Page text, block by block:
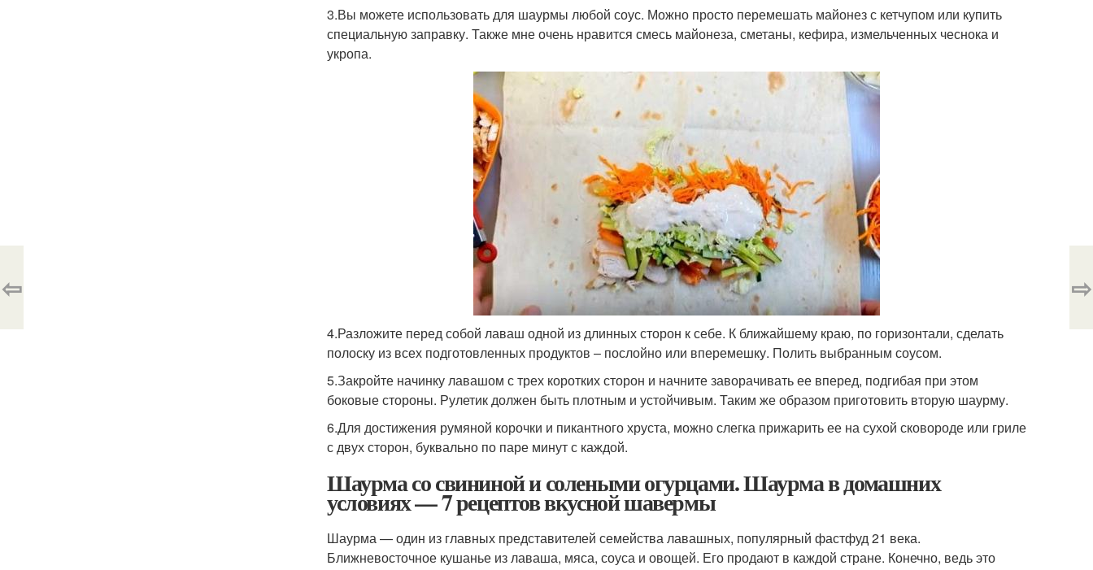
3.Вы можете использовать для шаурмы любой соус. Можно просто перемешать майонез с кетчупом или купить
специальную заправку. Также мне очень нравится смесь майонеза, сметаны, кефира, измельченных чеснока и
укропа.
4.Разложите перед собой лаваш одной из длинных сторон к себе. К ближайшему краю, по горизонтали, сделать
полоску из всех подготовленных продуктов – послойно или вперемешку. Полить выбранным соусом.
5.Закройте начинку лавашом с трех коротких сторон и начните заворачивать ее вперед, подгибая при этом
боковые стороны. Рулетик должен быть плотным и устойчивым. Таким же образом приготовить вторую шаурму.
6.Для достижения румяной корочки и пикантного хруста, можно слегка прижарить ее на сухой сковороде или гриле
с двух сторон, буквально по паре минут с каждой.
Шаурма со свининой и солеными огурцами. Шаурма в домашних
условиях — 7 рецептов вкусной шавермы
Шаурма — один из главных представителей семейства лавашных, популярный фастфуд 21 века.
Ближневосточное кушанье из лаваша, мяса, соуса и овощей. Его продают в каждой стране. Конечно, ведь это
⇦ ⇨